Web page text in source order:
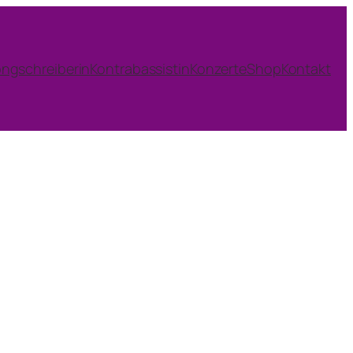
KontrabassistinKonzerteShopKontakt